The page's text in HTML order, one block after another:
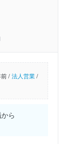
/ 法人営業/
ら